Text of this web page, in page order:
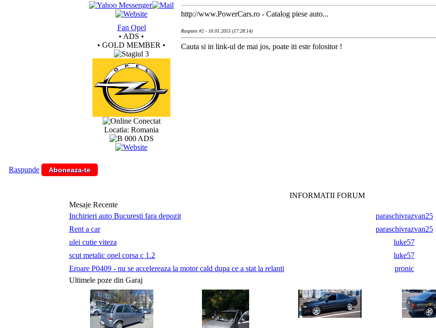
http://www.PowerCars.ro - Catalog piese auto...
Fan Opel
• ADS •
• GOLD MEMBER •
Conectat
Locatia: Romania
Raspuns #2 - 10.01.2015 (17:28:14)
Cauta si in link-ul de mai jos, poate iti este folositor !
Raspunde Aboneaza-te
INFORMATII FORUM
Mesaje Recente
Inchirieri auto Bucuresti fara depozit
paraschivrazvan25
Rent a car
paraschivrazvan25
ulei cutie viteza
luke57
scut metalic opel corsa c 1.2
luke57
Eroare P0409 - nu se accelereaza la motor cald dupa ce a stat la relanti
pronic
Ultimele poze din Garaj